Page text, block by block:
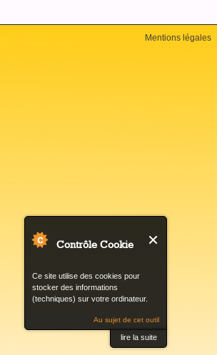
Contrôle Cookie
Ce site utilise des cookies pour
stocker des informations
(techniques) sur votre ordinateur.
Au sujet de cet outil
lire la suite
Mentions légales